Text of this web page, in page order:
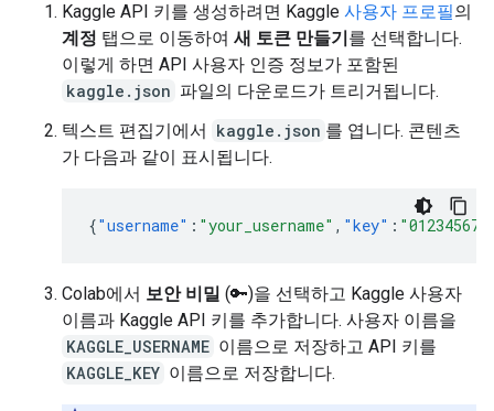
Kaggle API 키를 생성하려면 Kaggle 사용자 프로필의
계정 탭으로 이동하여 새 토큰 만들기를 선택합니다.
이렇게 하면 API 사용자 인증 정보가 포함된
kaggle.json 파일의 다운로드가 트리거됩니다.
텍스트 편집기에서 kaggle.json 를 엽니다. 콘텐츠
가 다음과 같이 표시됩니다.
{"username" : "your_username" , "key" :
Colab에서 보안 비밀 (🔑)을 선택하고 Kaggle 사용자
이름과 Kaggle API 키를 추가합니다. 사용자 이름을
KAGGLE_USERNAME 이름으로 저장하고 API 키를
KAGGLE_KEY 이름으로 저장합니다.